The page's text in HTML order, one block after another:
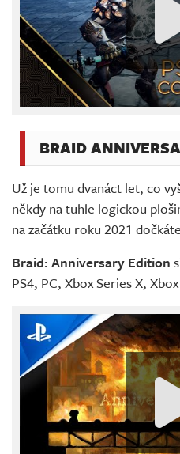
BRAID
Už je tomu dvanáct let, co
někdy na tuhle logickou
na začátku roku 2021
Braid: Anniversary Edition
PS4, PC, Xbox Series X,